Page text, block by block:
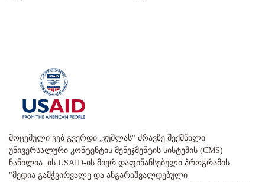
მოცემული ვებ გვერდი „ჯუმლას" ძრავზე შექმნილი
უნივერსალური კონტენტის მენეჯმენტის სისტემის (CMS)
ნაწილია. ის USAID-ის მიერ დაფინანსებული პროგრამის
"მედია გამჭვირვალე და ანგარიშვალდებული